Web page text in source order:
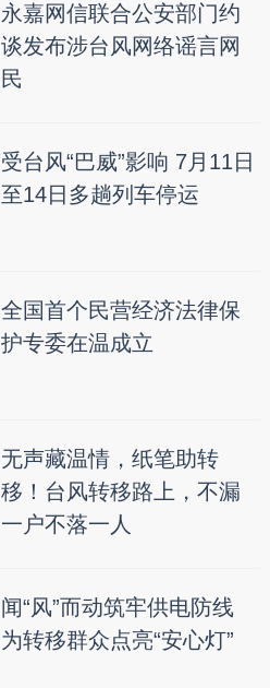
永嘉网信联合公安部门约
谈发布涉台风网络谣言网
民
受台风“巴威”影响 7月11日
至14日多趟列车停运
全国首个民营经济法律保
护专委在温成立
无声藏温情，纸笔助转
移！台风转移路上，不漏
一户不落一人
闻“风”而动筑牢供电防线
为转移群众点亮“安心灯”